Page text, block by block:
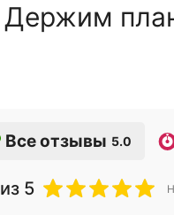
Держим
Все отзывы 5.0
из 5